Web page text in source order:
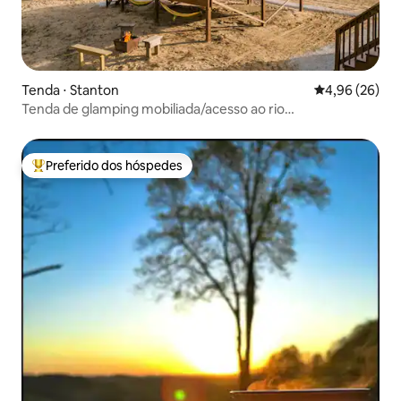
Tenda ⋅ Stanton 4,96 de uma
4,96 (26)
Tenda de glamping mobiliada/acesso ao rio
Entre os melhores preferidos dos hóspedes
Preferido dos hóspedes